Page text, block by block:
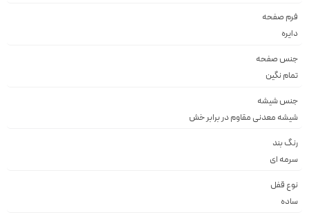
فرم صفحه
دايره
جنس صفحه
تمام نگین
جنس شیشه
شيشه معدنى مقاوم در برابر خش
رنگ بند
سرمه اى
نوع قفل
ساده